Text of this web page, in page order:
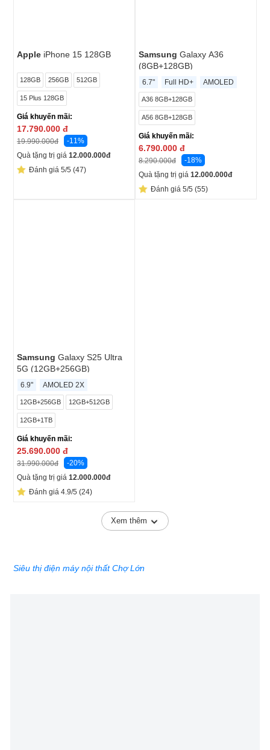
Apple iPhone 15 128GB
128GB 256GB 512GB
15 Plus 128GB
Giá khuyến mãi:
17.790.000 đ
19.990.000đ
-11%
Quà tặng trị giá 12.000.000đ
Đánh giá 5/5 (47)
Samsung Galaxy A36
(8GB+128GB)
6.7" Full HD+ AMOLED
A36 8GB+128GB
A56 8GB+128GB
Giá khuyến mãi:
6.790.000 đ
8.290.000đ
-18%
Quà tặng trị giá 12.000.000đ
Đánh giá 5/5 (55)
Samsung Galaxy S25 Ultra
5G (12GB+256GB)
6.9" AMOLED 2X
12GB+256GB 12GB+512GB
12GB+1TB
Giá khuyến mãi:
25.690.000 đ
31.990.000đ
-20%
Quà tặng trị giá 12.000.000đ
Đánh giá 4.9/5 (24)
Xem thêm
Siêu thị điện máy nội thất Chợ Lớn